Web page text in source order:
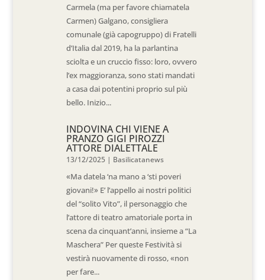
Carmela (ma per favore chiamatela
Carmen) Galgano, consigliera
comunale (già capogruppo) di Fratelli
d’Italia dal 2019, ha la parlantina
sciolta e un cruccio fisso: loro, ovvero
l’ex maggioranza, sono stati mandati
a casa dai potentini proprio sul più
bello. Inizio...
INDOVINA CHI VIENE A
PRANZO GIGI PIROZZI
ATTORE DIALETTALE
13/12/2025 | Basilicatanews
«Ma datela ‘na mano a ‘sti poveri
giovani!» E’ l’appello ai nostri politici
del “solito Vito”, il personaggio che
l’attore di teatro amatoriale porta in
scena da cinquant’anni, insieme a “La
Maschera” Per queste Festività si
vestirà nuovamente di rosso, «non
per fare...